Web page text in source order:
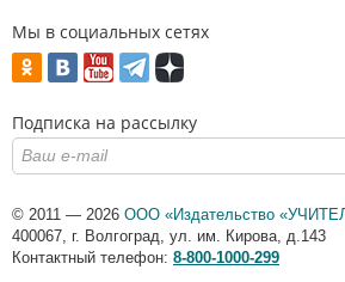
Мы в социальных сетях
Подписка на рассылку
© 2011 — 2026 ООО «Издательство
400067, г. Волгоград, ул. им. Кирова, д.143
Контактный телефон: 8-800-1000-299